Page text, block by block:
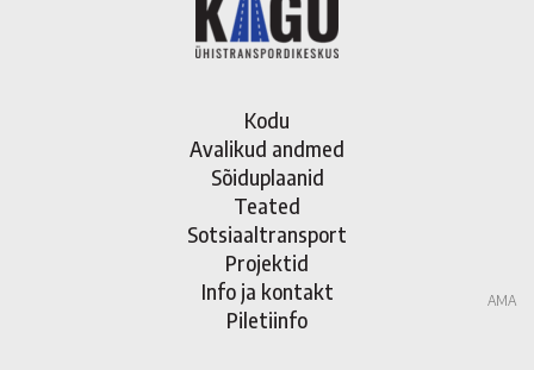
Kodu
Avalikud andmed
Sõiduplaanid
Teated
Sotsiaaltransport
Projektid
Info ja kontakt
Piletiinfo
AMA